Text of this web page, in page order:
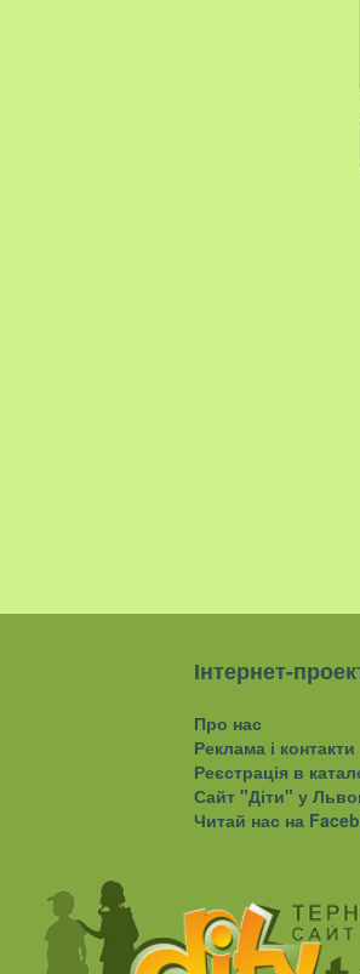
Інтернет-
Про нас
Реклама і контакти
Реєстрація в
Сайт "Діти" у
Читай нас на